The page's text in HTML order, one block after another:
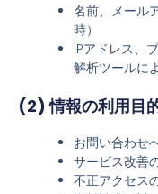
名前、メール
時）
IPアドレス、
解析ツールに
(2) 情報の利用目
お問い合わせ
サービス改善
不正アクセス